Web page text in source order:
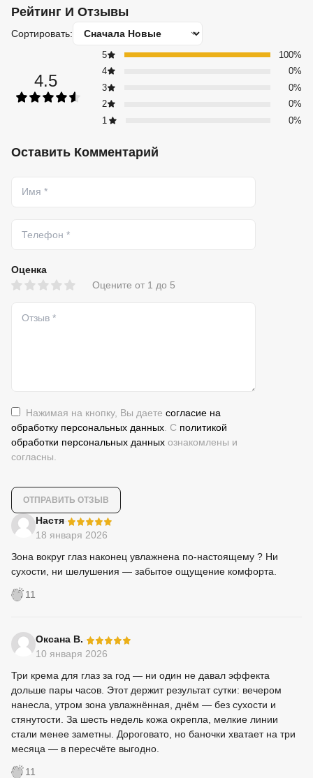
Рейтинг И Отзывы
Сортировать:
4.5
5
100%
4
0%
3
0%
2
0%
1
0%
Оставить Комментарий
Оценка
Оцените от 1 до 5
Нажимая на кнопку, Вы даете согласие на
обработку персональных данных . С политикой
обработки персональных данных ознакомлены и
согласны.
Настя
18 января 2026
Зона вокруг глаз наконец увлажнена по-настоящему ? Ни
сухости, ни шелушения — забытое ощущение комфорта.
11
Оксана В.
10 января 2026
Три крема для глаз за год — ни один не давал эффекта
дольше пары часов. Этот держит результат сутки: вечером
нанесла, утром зона увлажнённая, днём — без сухости и
стянутости. За шесть недель кожа окрепла, мелкие линии
стали менее заметны. Дороговато, но баночки хватает на три
месяца — в пересчёте выгодно.
11